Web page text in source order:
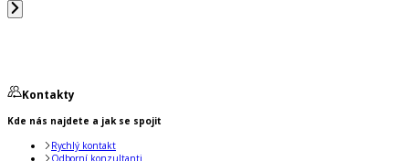
Kontakty
Kde nás najdete a jak se spojit
Rychlý kontakt
Odborní konzultanti